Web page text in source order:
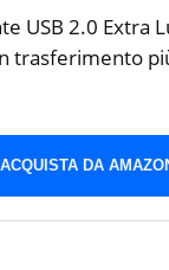
USB 2.0 Extra
trasferimento
ACQUISTA DA